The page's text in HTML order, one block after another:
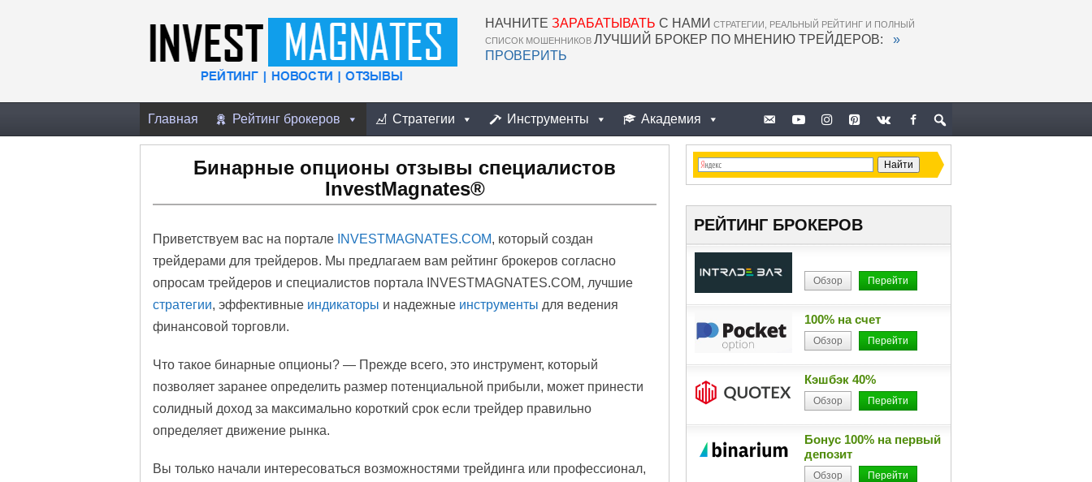
НАЧНИТЕ ЗАРАБАТЫВАТЬ С НАМИ СТРАТЕГИИ, РЕАЛЬНЫЙ РЕЙТИНГ И ПОЛНЫЙ
СПИСОК МОШЕННИКОВ ЛУЧШИЙ БРОКЕР ПО МНЕНИЮ ТРЕЙДЕРОВ: »
ПРОВЕРИТЬ
Главная Рейтинг брокеров Стратегии Инструменты Академия
Бинарные опционы отзывы специалистов
InvestMagnates®
Приветствуем вас на портале INVESTMAGNATES.COM, который создан
трейдерами для трейдеров. Мы предлагаем вам рейтинг брокеров согласно
опросам трейдеров и специалистов портала INVESTMAGNATES.COM, лучшие
стратегии, эффективные индикаторы и надежные инструменты для ведения
финансовой торговли.
Что такое бинарные опционы? — Прежде всего, это инструмент, который
позволяет заранее определить размер потенциальной прибыли, может принести
солидный доход за максимально короткий срок если трейдер правильно
определяет движение рынка.
Вы только начали интересоваться возможностями трейдинга или профессионал,
РЕЙТИНГ БРОКЕРОВ
Обзор Перейти
100% на счет
Обзор Перейти
Кэшбэк 40%
Обзор Перейти
Бонус 100% на первый
депозит
Обзор Перейти